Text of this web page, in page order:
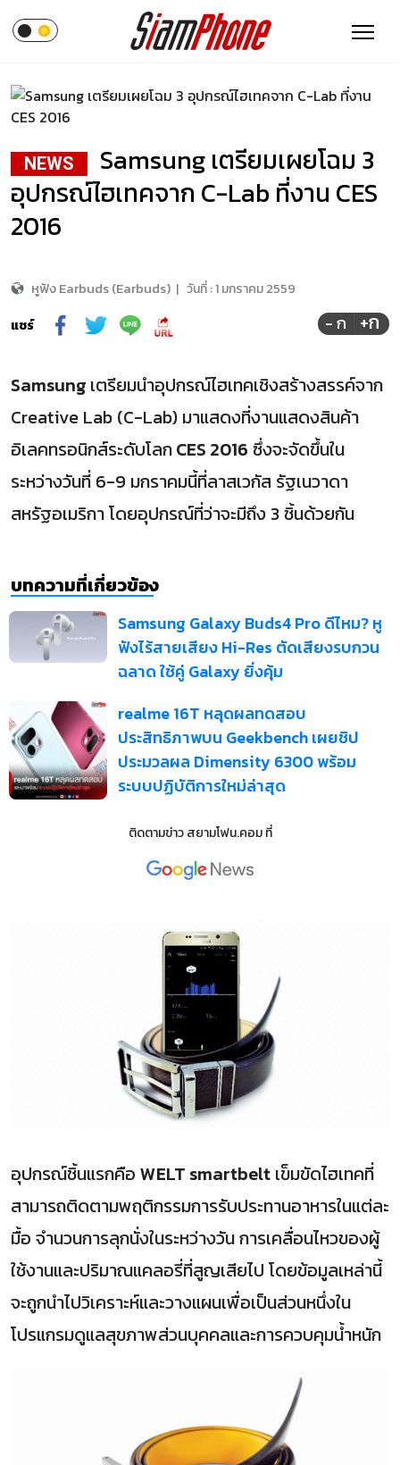
NEWS
Samsung เตรียมเผยโฉม 3
อุปกรณ์ไฮเทคจาก C-Lab ที่งาน CES
2016
หูฟัง Earbuds (Earbuds) | วันที่ :1 มกราคม 2559
แชร์
- ก +ก
Samsung เตรียมนำอุปกรณ์ไฮเทคเชิงสร้างสรรค์จาก
Creative Lab (C-Lab) มาแสดงที่งานแสดงสินค้า
อิเลคทรอนิกส์ระดับโลกCES 2016 ซึ่งจะจัดขึ้นใน
ระหว่างวันที่ 6-9 มกราคมนี้ที่ลาสเวกัส รัฐเนวาดา
สหรัฐอเมริกา โดยอุปกรณ์ที่ว่าจะมีถึง 3 ชิ้นด้วยกัน
บทความที่เกี่ยวข้อง
Samsung Galaxy Buds4 Pro ดีไหม? หู
ฟังไร้สายเสียง Hi-Res ตัดเสียงรบกวน
ฉลาด ใช้คู่ Galaxy ยิ่งคุ้ม
realme 16T หลุดผลทดสอบ
ประสิทธิภาพบน Geekbench เผยชิป
ประมวลผล Dimensity 6300 พร้อม
ระบบปฏิบัติการใหม่ล่าสุด
ติดตามข่าวสยามโฟน.คอมที่
อุปกรณ์ชิ้นแรกคือ WELT smartbelt เข็มขัดไฮเทคที่
สามารถติดตามพฤติกรรมการรับประทานอาหารในแต่ละ
มื้อ จำนวนการลุกนั่งในระหว่างวัน การเคลื่อนไหวของผู้
ใช้งานและปริมาณแคลอรี่ที่สูญเสียไป โดยข้อมูลเหล่านี้
จะถูกนำไปวิเคราะห์และวางแผนเพื่อเป็นส่วนหนึ่งใน
โปรแกรมดูแลสุขภาพส่วนบุคคลและการควบคุมน้ำหนัก